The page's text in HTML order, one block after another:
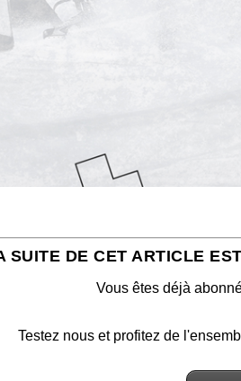
SUITE DE CET ARTICLE
Vous êtes déjà
Testez nous et profitez de